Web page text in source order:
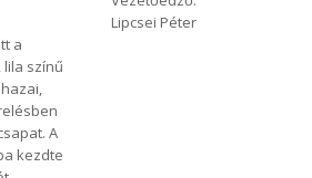
Lipcsei Péter
a
lila színű
A
kezdte